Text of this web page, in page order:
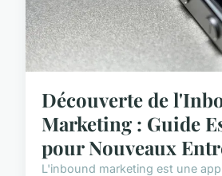
Découverte de
Marketing : Guide
pour Nouveaux
L'inbound marketing est une